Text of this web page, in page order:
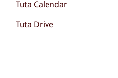
Tuta Calendar
Tuta Drive